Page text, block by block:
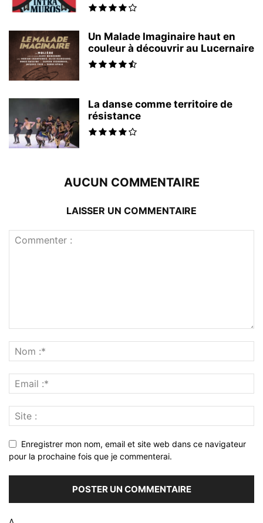
Un Malade Imaginaire haut en
couleur à découvrir au Lucernaire
La danse comme territoire de
résistance
AUCUN COMMENTAIRE
LAISSER UN COMMENTAIRE
Enregistrer mon nom, email et site web dans ce navigateur
pour la prochaine fois que je commenterai.